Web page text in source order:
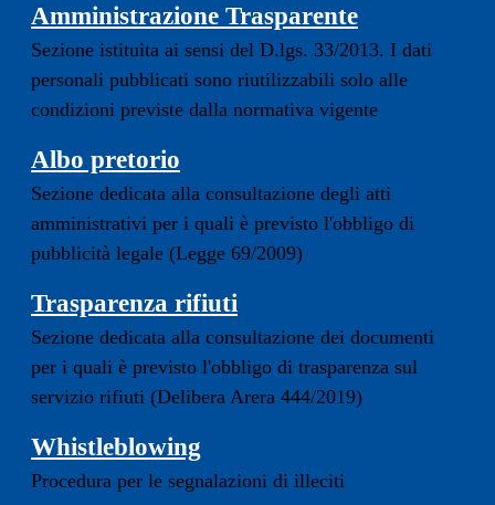
Amministrazione Trasparente
Sezione istituita ai sensi del D.lgs. 33/2013. I dati
personali pubblicati sono riutilizzabili solo alle
condizioni previste dalla normativa vigente
Albo pretorio
Sezione dedicata alla consultazione degli atti
amministrativi per i quali è previsto l'obbligo di
pubblicità legale (Legge 69/2009)
Trasparenza rifiuti
Sezione dedicata alla consultazione dei documenti
per i quali è previsto l'obbligo di trasparenza sul
servizio rifiuti (Delibera Arera 444/2019)
Whistleblowing
Procedura per le segnalazioni di illeciti